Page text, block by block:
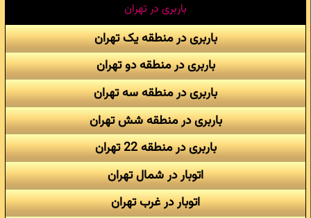
باربری در تهران
باربری در منطقه یک تهران
باربری در منطقه دو تهران
باربری در منطقه سه تهران
باربری در منطقه شش تهران
باربری در منطقه 22 تهران
اتوبار در شمال تهران
اتوبار در غرب تهران